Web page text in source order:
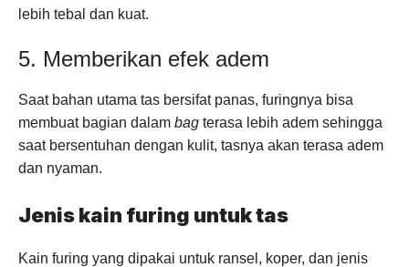
lebih tebal dan kuat.
5. Memberikan efek adem
Saat bahan utama tas bersifat panas, furingnya bisa
membuat bagian dalam bag terasa lebih adem sehingga
saat bersentuhan dengan kulit, tasnya akan terasa adem
dan nyaman.
Jenis kain furing untuk tas
Kain furing yang dipakai untuk ransel, koper, dan jenis